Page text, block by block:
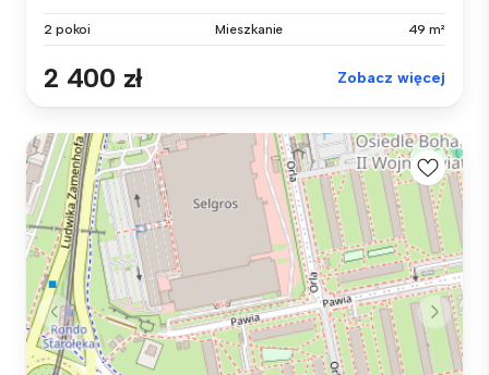
2 pokoi Mieszkanie 49 m²
2 400 zł Zobacz więcej